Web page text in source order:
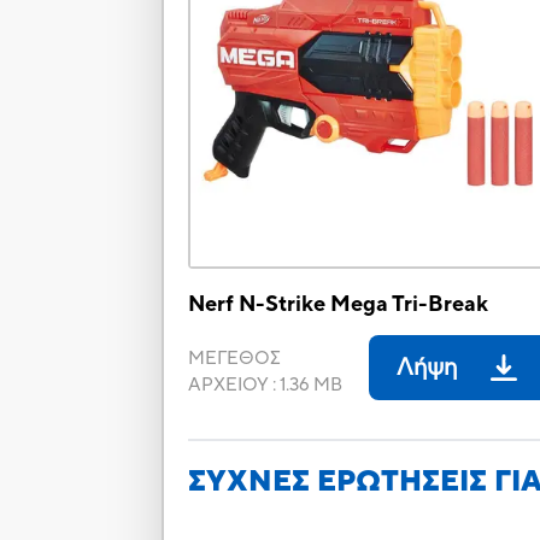
Nerf N-Strike Mega Tri-Break
ΜΕΓΕΘΟΣ
ΑΡΧΕΙΟΥ :1.36 MB
Λήψη
ΣΥΧΝΕΣ ΕΡΩΤΗΣΕΙΣ